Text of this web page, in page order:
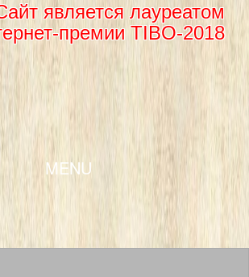
является лауреатом
премии TIBO-2018
MENU